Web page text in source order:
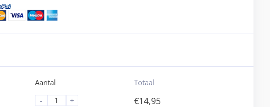
Aantal
-
+
Totaal
€14,95